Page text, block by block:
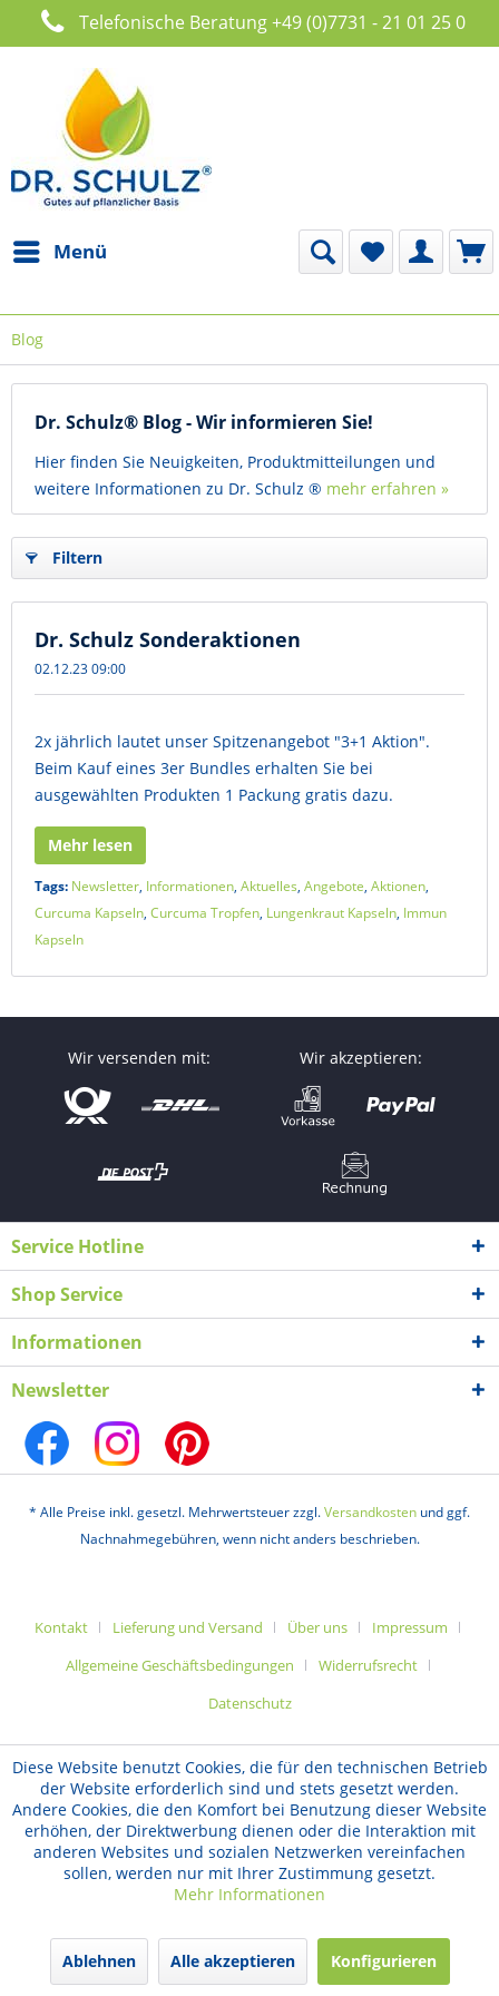
Telefonische Beratung +49 (0)7731 - 21 01 25 0
Menü
Blog
Dr. Schulz® Blog - Wir informieren Sie!
Hier finden Sie Neuigkeiten, Produktmitteilungen und
weitere Informationen zu Dr. Schulz ® mehr erfahren »
Filtern
Dr. Schulz Sonderaktionen
02.12.23 09:00
2x jährlich lautet unser Spitzenangebot "3+1 Aktion".
Beim Kauf eines 3er Bundles erhalten Sie bei
ausgewählten Produkten 1 Packung gratis dazu.
Mehr lesen
Tags: Newsletter, Informationen, Aktuelles, Angebote, Aktionen,
Curcuma Kapseln, Curcuma Tropfen, Lungenkraut Kapseln, Immun
Kapseln
Wir versenden mit: Wir akzeptieren:
Service Hotline
Shop Service
Informationen
Newsletter
* Alle Preise inkl. gesetzl. Mehrwertsteuer zzgl.Versandkosten und ggf.
Nachnahmegebühren, wenn nicht anders beschrieben.
Kontakt Lieferung und Versand Über uns
Impressum
Allgemeine Geschäftsbedingungen
Widerrufsrecht
Datenschutz
Diese Website benutzt Cookies, die für den technischen Betrieb
der Website erforderlich sind und stets gesetzt werden.
Andere Cookies, die den Komfort bei Benutzung dieser Website
erhöhen, der Direktwerbung dienen oder die Interaktion mit
anderen Websites und sozialen Netzwerken vereinfachen
sollen, werden nur mit Ihrer Zustimmung gesetzt.
Mehr Informationen
Ablehnen Alle akzeptieren Konfigurieren